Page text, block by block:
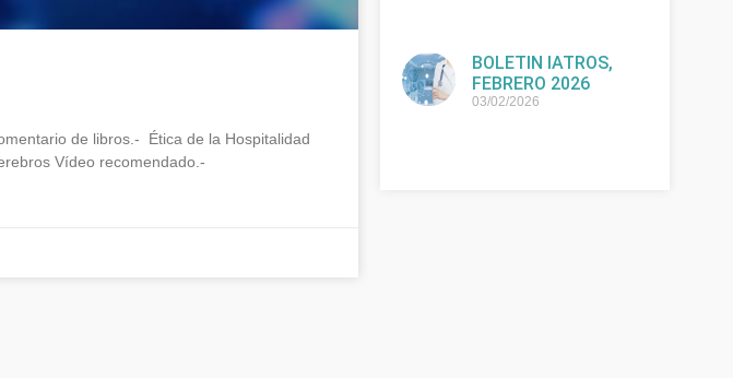
de libros.- Ética de la Hospitalidad
Vídeo recomendado.-
BOLETIN IATROS,
FEBRERO 2026
03/02/2026